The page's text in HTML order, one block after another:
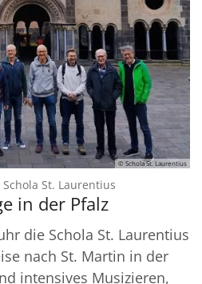
© Schola St. Laurentius
St. Laurentius
in der Pfalz
die Schola St. Laurentius
nach St. Martin in der
intensives Musizieren,